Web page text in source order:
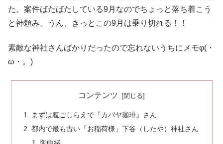
た。案件ばたばたしている9月なのでちょっと落ち着こう
と神頼み。うん、きっとこの9月は乗り切れる！！
素敵な神社さんばかりだったので忘れないうちにメモφ(・
ω・。)
コンテンツ
まずは腹ごしらえで『カバヤ珈琲』さん
都内で最も古い「お稲荷様」下谷（したや）神社さん